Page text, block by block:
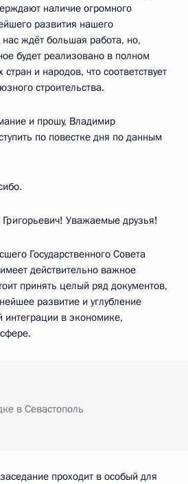
наличие огромного
развития нашего
ждёт большая работа, но,
будет реализовано в полном
и народов, что соответствует
строительства.
и прошу, Владимир
по повестке дня по данным
Уважаемые друзья!
Государственного Совета
действительно важное
принять целый ряд документов,
развитие и углубление
интеграции в экономике,
в Севастополь
проходит в особый для